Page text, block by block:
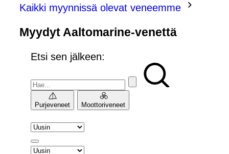
Kaikki myynnissä olevat veneemme
Myydyt Aaltomarine-venettä
Etsi sen jälkeen:
Purjeveneet Moottoriveneet